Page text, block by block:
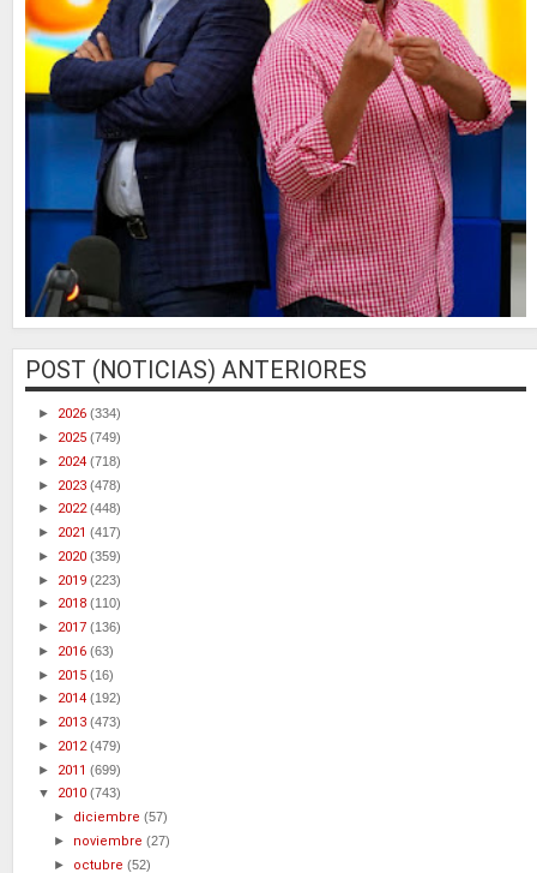
POST (NOTICIAS) ANTERIORES
► 2026 (334)
► 2025 (749)
► 2024 (718)
► 2023 (478)
► 2022(448)
► 2021 (417)
► 2020 (359)
► 2019 (223)
► 2018 (110)
► 2017 (136)
► 2016 (63)
► 2015 (16)
► 2014 (192)
► 2013 (473)
► 2012(479)
► 2011 (699)
▼ 2010 (743)
► diciembre(57)
► noviembre(27)
► octubre(52)